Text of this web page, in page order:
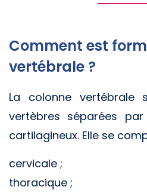
Comment est
vertébrale ?
La colonne vertébrale
vertèbres séparées
cartilagineux. Elle se
cervicale ;
thoracique ;